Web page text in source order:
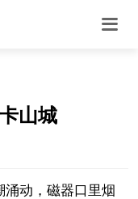
山城
涌动，磁器口里烟